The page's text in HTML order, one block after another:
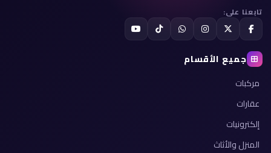
تابعنا على:
جميع الأقسام
مركبات
عقارات
إلكترونيات
المنزل والأثاث